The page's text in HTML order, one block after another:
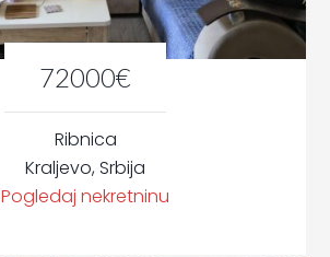
72000€
Ribnica
Kraljevo, Srbija
Pogledaj nekretninu